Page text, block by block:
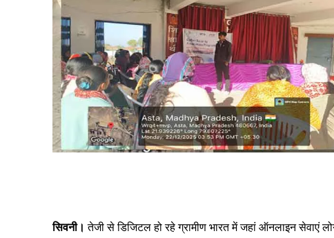
सिवनी। तेजी से डिजिटल हो रहे ग्रामीण भारत में जहां ऑनलाइन सेवाएं